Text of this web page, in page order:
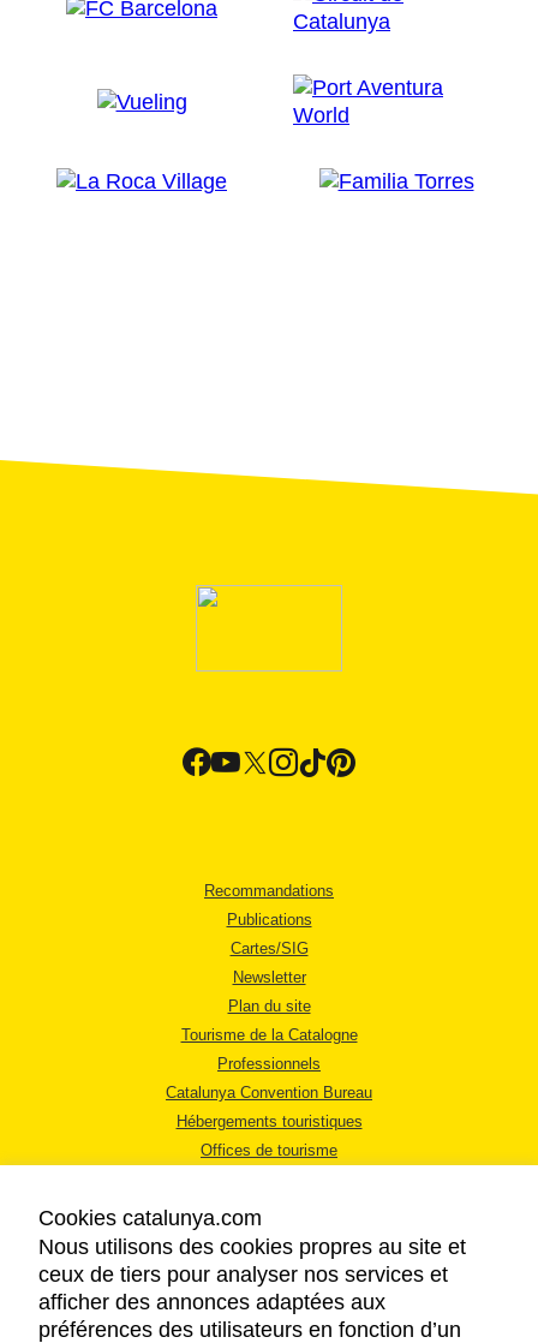
Recommandations
Publications
Cartes/SIG
Newsletter
Plan du site
Tourisme de la Catalogne
Professionnels
Catalunya Convention Bureau
Hébergements touristiques
Offices de tourisme
MENTIONS LÉGALES
Cookies catalunya.com
Nous utilisons des cookies propres au site et
ceux de tiers pour analyser nos services et
afficher des annonces adaptées aux
préférences des utilisateurs en fonction d’un